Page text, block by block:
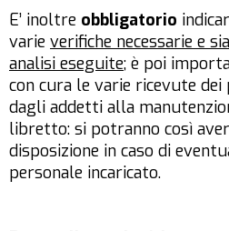
E’ inoltre obbligatorio
varie verifiche necessarie e
analisi eseguite; è poi
con cura le varie ricevute dei
dagli addetti alla
libretto: si potranno così
disposizione in caso di
personale incaricato.